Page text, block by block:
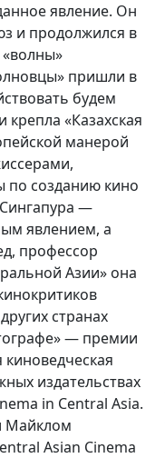
явление. Он
и продолжился в
пришли в
будем
«Казахская
манерой
по созданию кино
—
явлением, а
профессор
Азии» она
странах
— премии
издательствах
in Central Asia.
Майклом
Asian Cinema